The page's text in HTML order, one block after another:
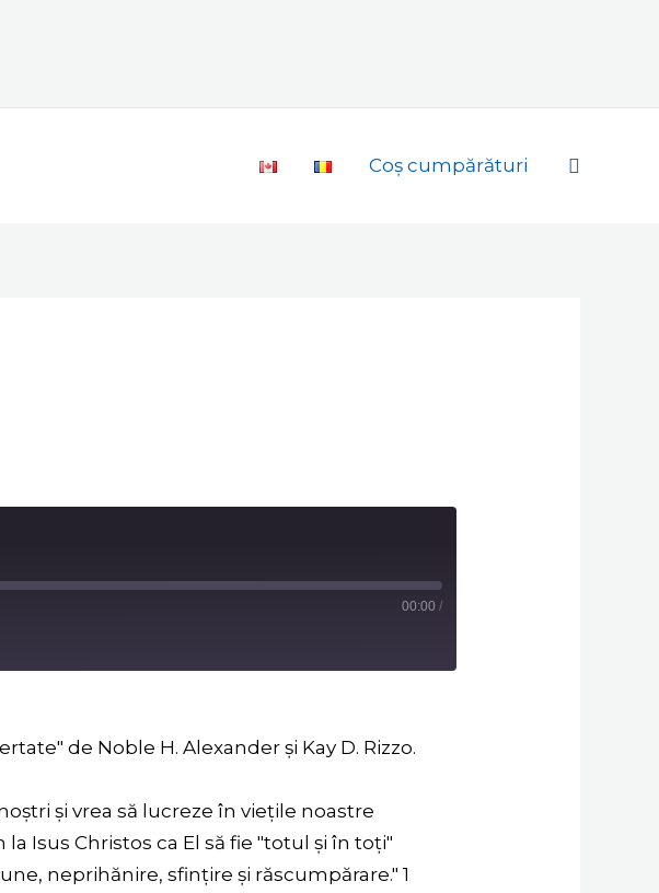
Coș cumpărături Search
00:00 /
de Noble H. Alexander și Kay D. Rizzo.
și vrea să lucreze în viețile noastre
Isus Christos ca El să fie "totul şi în toţi"
neprihănire, sfinţire şi răscumpărare." 1